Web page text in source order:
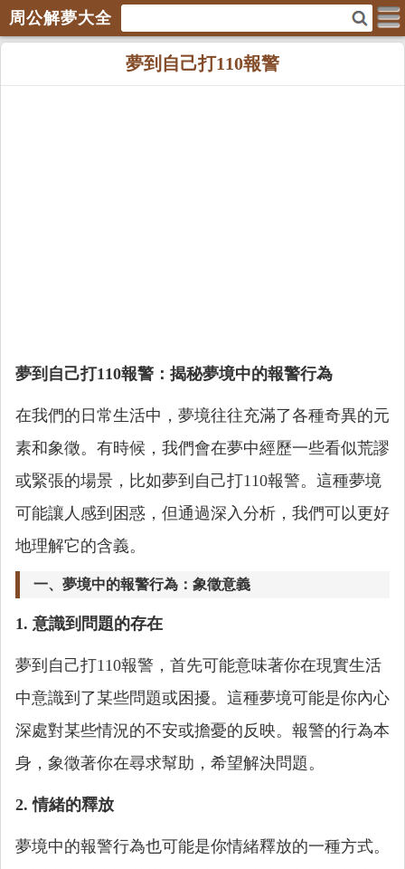
周公解夢大全
夢到自己打110報警
夢到自己打110報警：揭秘夢境中的報警行為
在我們的日常生活中，夢境往往充滿了各種奇異的元
素和象徵。有時候，我們會在夢中經歷一些看似荒謬
或緊張的場景，比如夢到自己打110報警。這種夢境
可能讓人感到困惑，但通過深入分析，我們可以更好
地理解它的含義。
一、夢境中的報警行為：象徵意義
1. 意識到問題的存在
夢到自己打110報警，首先可能意味著你在現實生活
中意識到了某些問題或困擾。這種夢境可能是你內心
深處對某些情況的不安或擔憂的反映。報警的行為本
身，象徵著你在尋求幫助，希望解決問題。
2. 情緒的釋放
夢境中的報警行為也可能是你情緒釋放的一種方式。